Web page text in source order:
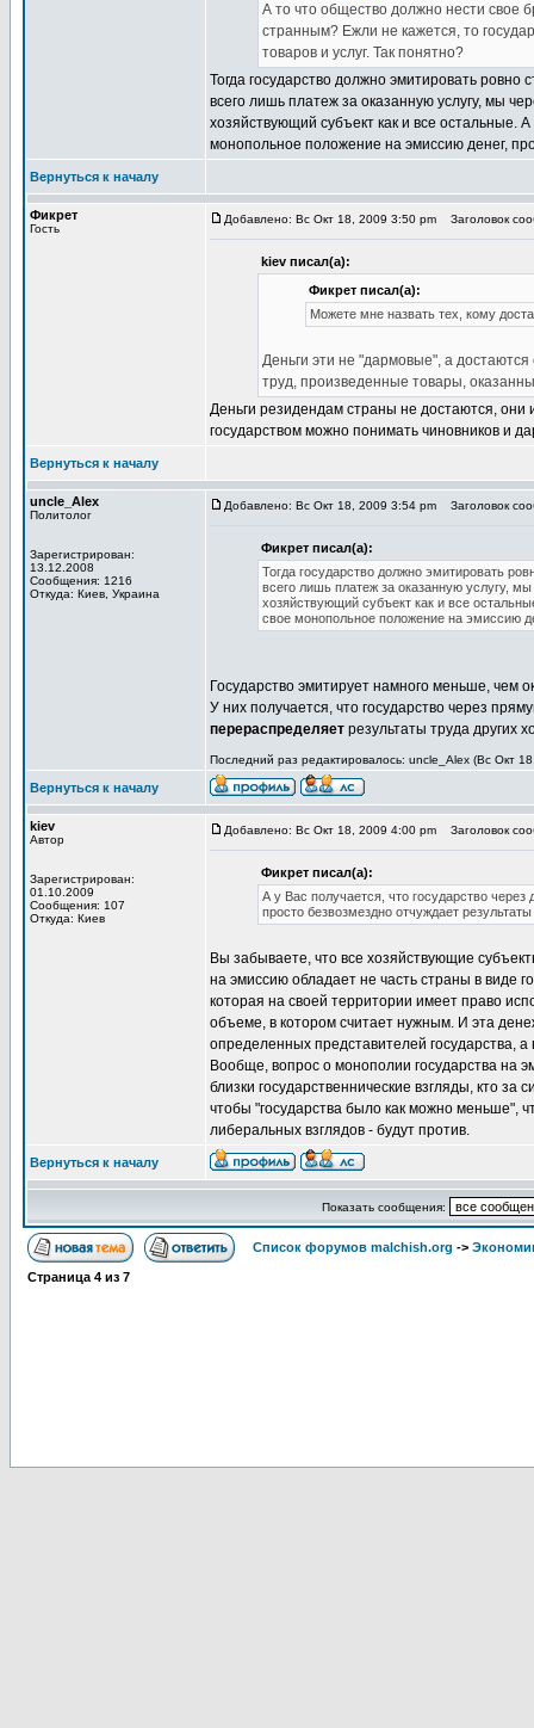
А то что общество должно нести свое
странным? Ежли не кажется, то
товаров и услуг. Так понятно?
Тогда государство должно эмитировать ровно
всего лишь платеж за оказанную услугу, мы
хозяйствующий субъект как и все остальные.
монопольное положение на эмиссию денег,
Вернуться к началу
Фикрет
Гость
Добавлено: Вс Окт 18, 2009 3:50 pm Заголовок
kiev писал(а):
Фикрет писал(а):
Можете мне назвать тех, кому
Деньги эти не "дармовые", а
труд, произведенные товары,
Деньги резидендам страны не достаются,
государством можно понимать чиновников и
Вернуться к началу
uncle_Alex
Политолог
Зарегистрирован:
13.12.2008
Сообщения: 1216
Откуда: Киев, Украина
Добавлено: Вс Окт 18, 2009 3:54 pm Заголовок
Фикрет писал(а):
Тогда государство должно эмитировать
всего лишь платеж за оказанную услугу,
хозяйствующий субъект как и все
свое монопольное положение на эмиссию
Государство эмитирует намного меньше, чем
У них получается, что государство через
перераспределяет результаты труда других
Последний раз редактировалось: uncle_Alex (Вс Окт
Вернуться к началу
kiev
Автор
Зарегистрирован:
01.10.2009
Сообщения: 107
Откуда: Киев
Добавлено: Вс Окт 18, 2009 4:00 pm Заголовок
Фикрет писал(а):
А у Вас получается, что государство
просто безвозмездно отчуждает
Вы забываете, что все хозяйствующие
на эмиссию обладает не часть страны в виде
которая на своей территории имеет право
объеме, в котором считает нужным. И эта
определенных представителей государства,
Вообще, вопрос о монополии государства на
близки государственнические взгляды, кто
чтобы "государства было как можно меньше",
либеральных взглядов - будут против.
Вернуться к началу
Показать сообщения:
Список форумов malchish.org ->
Страница 4 из 7